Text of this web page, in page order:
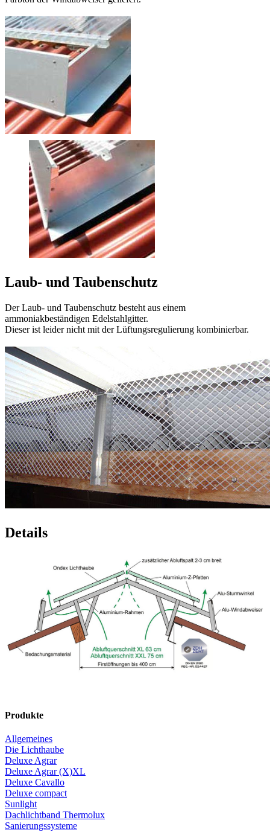
Die Müller Licht- und Lüftungsfirste Deluxe Agrar XL und XXL
haben einensehr großen Luftaustritt
beträgt dieser63 cm(2 x 30 cm links und rechts + 3 cm Abluftspalt)
und beim Deluxe Agrar XXL sogar
rechts + 3 cm Abluftspalt).
Die Windabweiser
Die Windabweiser bestehen ebenfalls aus einer ammoniak- und
seeluftbeständigen Aluminiumlegierung. Die Stellung sowie auch
die Verstärkungssicken der Abweiser sind so angeordnet, dass Wind
Verwirbelungen
erzeugt und optimal über den First geleitet
wird (siehe schematische Darstellung).
Fürallerhöchste Sturmsicherheitbefindet sich hinter dem
Die naturbelassenen Windabweiser haben eine stucco-dessinierte
(gehämmerte) Oberfläche. Dieseverhindertdas Blenden bei
Wahlweise sind die Windabweiser auch mit einer Polyester-
Beschichtung in diversen Farbtönen erhältlich.
Die Giebelverkleidung
Die Giebelverkleidung ist zum stirnseitigen Verschließen der Müller
Licht- und Lüftungsfirste Deluxe Agrar XL und XXL und wird im
Farbton der Windabweiser geliefert.
Laub- und Taubenschutz
Der Laub- und Taubenschutz besteht aus einem
ammoniakbeständigen Edelstahlgitter.
Dieser ist leider nicht mit der Lüftungsregulierung kombinierbar.